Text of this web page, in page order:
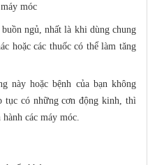
móc
ngủ, nhất là khi dùng chung
hoặc các thuốc có thể làm tăng
này hoặc bệnh của bạn không
tục có những cơn động kinh, thì
các máy móc.